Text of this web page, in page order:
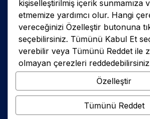
İade
İptal
Politikası
kişiselleştirilmiş içerik sunmamıza
etmemize yardımcı olur. Hangi
vereceğinizi Özelleştir butonuna
seçebilirsiniz. Tümünü Kabul Et
verebilir veya Tümünü Reddet ile
olmayan çerezleri
Özelleştir
Tümünü Reddet